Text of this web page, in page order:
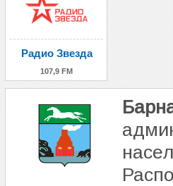
Радио Звезда
107,9 FM